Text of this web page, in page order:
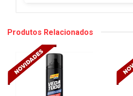
Produtos Relacionados